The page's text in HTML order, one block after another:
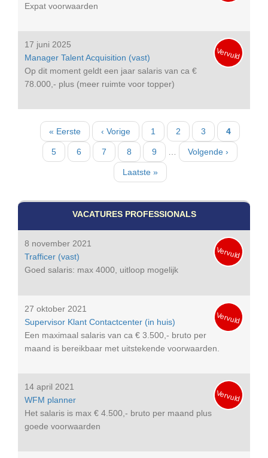
Expat voorwaarden
Vervuld
17 juni 2025
Manager Talent Acquisition (vast)
Op dit moment geldt een jaar salaris van ca €
78.000,- plus (meer ruimte voor topper)
PaginatieEerste
pagina
« Eerste
Vorige
pagina
‹ Vorige Pagina
1 Pagina
2 Pagina
3
Huidige
pagina
4
Pagina
5 Pagina
6 Pagina
7 Pagina
8 Pagina
9 …
Volgende
pagina
Volgende ›
Laatste
pagina
Laatste »
VACATURES PROFESSIONALS
Vervuld
8 november 2021
Trafficer (vast)
Goed salaris: max 4000, uitloop mogelijk
Vervuld
27 oktober 2021
Supervisor Klant Contactcenter (in huis)
Een maximaal salaris van ca € 3.500,- bruto per
maand is bereikbaar met uitstekende voorwaarden.
Vervuld
14 april 2021
WFM planner
Het salaris is max € 4.500,- bruto per maand plus
goede voorwaarden